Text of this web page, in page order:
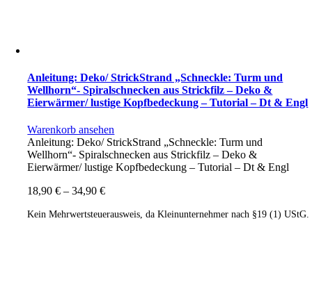
Anleitung: Deko/ StrickStrand „Schneckle: Turm und
Wellhorn“- Spiralschnecken aus Strickfilz – Deko &
Eierwärmer/ lustige Kopfbedeckung – Tutorial – Dt & Engl
Warenkorb ansehen
Anleitung: Deko/ StrickStrand „Schneckle: Turm und
Wellhorn“- Spiralschnecken aus Strickfilz – Deko &
Eierwärmer/ lustige Kopfbedeckung – Tutorial – Dt & Engl
18,90€ –34,90€
Kein Mehrwertsteuerausweis, da Kleinunternehmer nach §19 (1) UStG.